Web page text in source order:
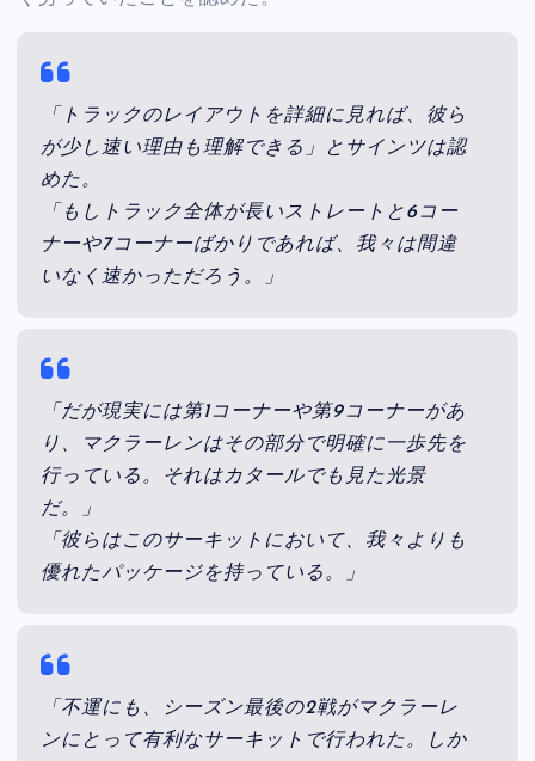
「トラックのレイアウトを詳細に見れば、彼ら
が少し速い理由も理解できる」とサインツは認
めた。
「もしトラック全体が長いストレートと6コー
ナーや7コーナーばかりであれば、我々は間違
いなく速かっただろう。」
「だが現実には第1コーナーや第9コーナーがあ
り、マクラーレンはその部分で明確に一歩先を
行っている。それはカタールでも見た光景
だ。」
「彼らはこのサーキットにおいて、我々よりも
優れたパッケージを持っている。」
「不運にも、シーズン最後の2戦がマクラーレ
ンにとって有利なサーキットで行われた。しか